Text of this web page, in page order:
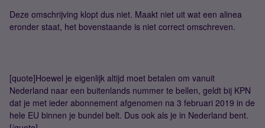
Deze omschrijving klopt dus niet. Maakt niet uit wat een alinea
eronder staat, het bovenstaande is niet correct omschreven.
[quote]Hoewel je eigenlijk altijd moet betalen om vanuit
Nederland naar een buitenlands nummer te bellen, geldt bij KPN
dat je met ieder abonnement afgenomen na 3 februari 2019 in de
hele EU binnen je bundel belt. Dus ook als je in Nederland bent.